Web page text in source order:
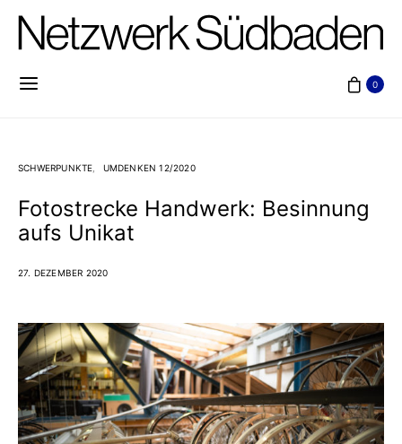
0
SCHWERPUNKTE UMDENKEN 12/2020
Fotostrecke Handwerk: Besinnung
aufs Unikat
27. DEZEMBER 2020